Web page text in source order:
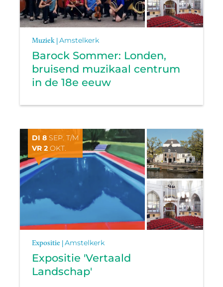
Muziek |Amstelkerk
Barock Sommer: Londen,
bruisend muzikaal centrum
in de 18e eeuw
DI 8 SEP. T/M
VR 2 OKT.
Expositie |Amstelkerk
Expositie 'Vertaald
Landschap'